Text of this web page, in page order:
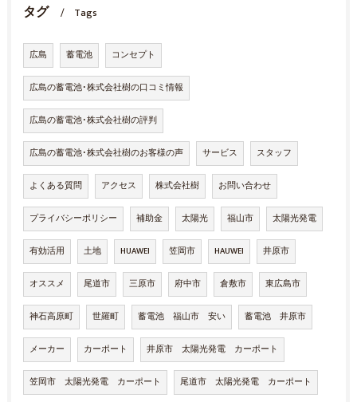
タグ Tags
広島 蓄電池 コンセプト
広島の蓄電池･株式会社樹の口コミ情報
広島の蓄電池･株式会社樹の評判
広島の蓄電池･株式会社樹のお客様の声 サービス スタッフ
よくある質問 アクセス 株式会社樹 お問い合わせ
プライバシーポリシー 補助金 太陽光 福山市 太陽光発電
有効活用 土地 HUAWEI 笠岡市 HAUWEI 井原市
オススメ 尾道市 三原市 府中市 倉敷市 東広島市
神石高原町 世羅町 蓄電池 福山市 安い 蓄電池 井原市
メーカー カーポート 井原市 太陽光発電 カーポート
笠岡市 太陽光発電 カーポート 尾道市 太陽光発電 カーポート